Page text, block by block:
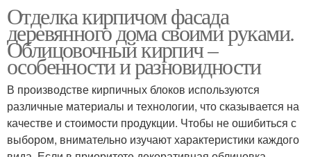
фундамент
фундамент
Гидроизоляция под
ленточный фундамент
Гидроизоляция под
плитный фундамент
Отделка кирпичом фасада
деревянного дома своими руками.
Облицовочный кирпич –
особенности и разновидности
В производстве кирпичных блоков используются
различные материалы и технологии, что сказывается на
качестве и стоимости продукции. Чтобы не ошибиться с
выбором, внимательно изучают характеристики каждого